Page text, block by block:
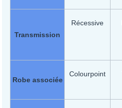
Transmission
Récessive
Robe associée
Colourpoint